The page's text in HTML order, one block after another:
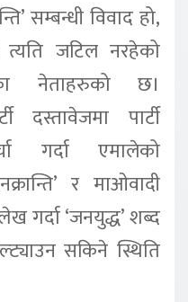
सम्बन्धी विवाद हो,
जटिल नरहेको
नेताहरुको छ।
दस्तावेजमा पार्टी
गर्दा एमालेको
र माओवादी
गर्दा ‘जनयुद्ध’ शब्द
सकिने स्थिति